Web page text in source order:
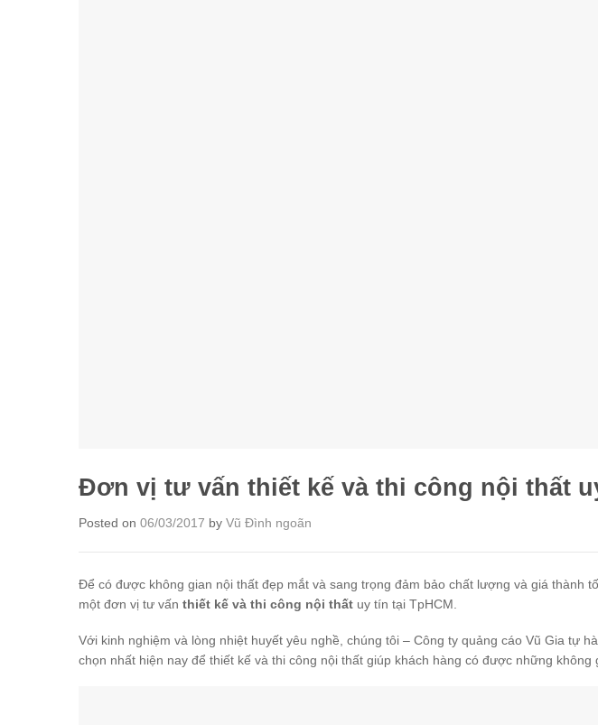
Đơn vị tư vấn thiết kế và thi công nội thất
Posted on 06/03/2017 by Vũ Đình ngoãn
Để có được không gian nội thất đẹp mắt và sang trọng đảm bảo chất lượng và giá thành
một đơn vị tư vấn thiết kế và thi công nội thất uy tín tại TpHCM.
Với kinh nghiệm và lòng nhiệt huyết yêu nghề, chúng tôi – Công ty quảng cáo Vũ Gia tự
chọn nhất hiện nay để thiết kế và thi công nội thất giúp khách hàng có được những không